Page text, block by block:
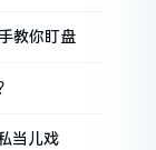
教你盯盘
当儿戏